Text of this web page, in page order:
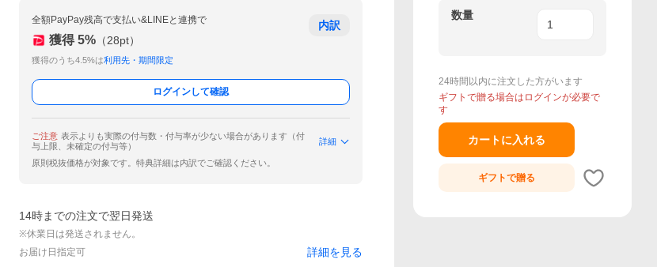
全額PayPay残高で支払い&LINEと連携で
獲得 5% （28pt）
獲得のうち4.5%は利用先・期間限定
内訳
ログインして確認
ご注意 表示よりも実際の付与数・付与率が少ない場合があります（付
与上限、未確定の付与等）
詳細
原則税抜価格が対象です。特典詳細は内訳でご確認ください。
14時までの注文で翌日発送
※休業日は発送されません。
お届け日指定可
詳細を見る
数量
24時間以内に注文した方がいます
ギフトで贈る場合はログインが必要で
す
カートに入れる
ギフトで贈る